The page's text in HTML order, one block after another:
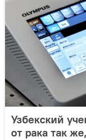
Узбекский
от рака так